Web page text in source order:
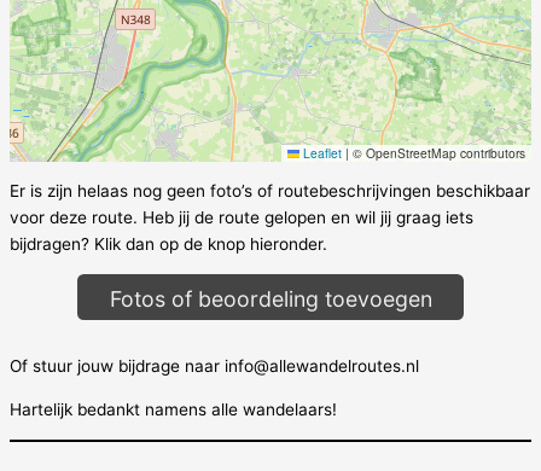
Leaflet | © OpenStreetMap contributors
Er is zijn helaas nog geen foto’s of routebeschrijvingen beschikbaar
voor deze route. Heb jij de route gelopen en wil jij graag iets
bijdragen? Klik dan op de knop hieronder.
Fotos of beoordeling toevoegen
Of stuur jouw bijdrage naar info@allewandelroutes.nl
Hartelijk bedankt namens alle wandelaars!